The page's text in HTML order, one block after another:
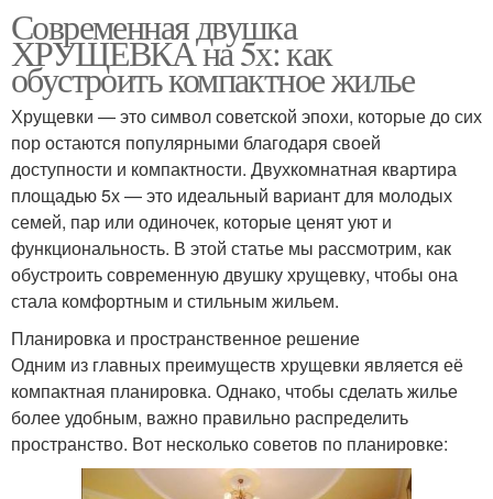
Современная двушка
ХРУЩЕВКА на 5х: как
обустроить компактное жилье
Хрущевки — это символ советской эпохи, которые до сих
пор остаются популярными благодаря своей
доступности и компактности. Двухкомнатная квартира
площадью 5х — это идеальный вариант для молодых
семей, пар или одиночек, которые ценят уют и
функциональность. В этой статье мы рассмотрим, как
обустроить современную двушку хрущевку, чтобы она
стала комфортным и стильным жильем.
Планировка и пространственное решение
Одним из главных преимуществ хрущевки является её
компактная планировка. Однако, чтобы сделать жилье
более удобным, важно правильно распределить
пространство. Вот несколько советов по планировке: